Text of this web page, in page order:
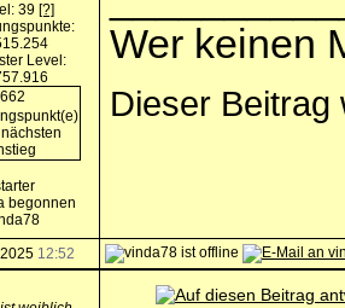
39 [?]
Level:
Wer keinen
Dieser
12:52